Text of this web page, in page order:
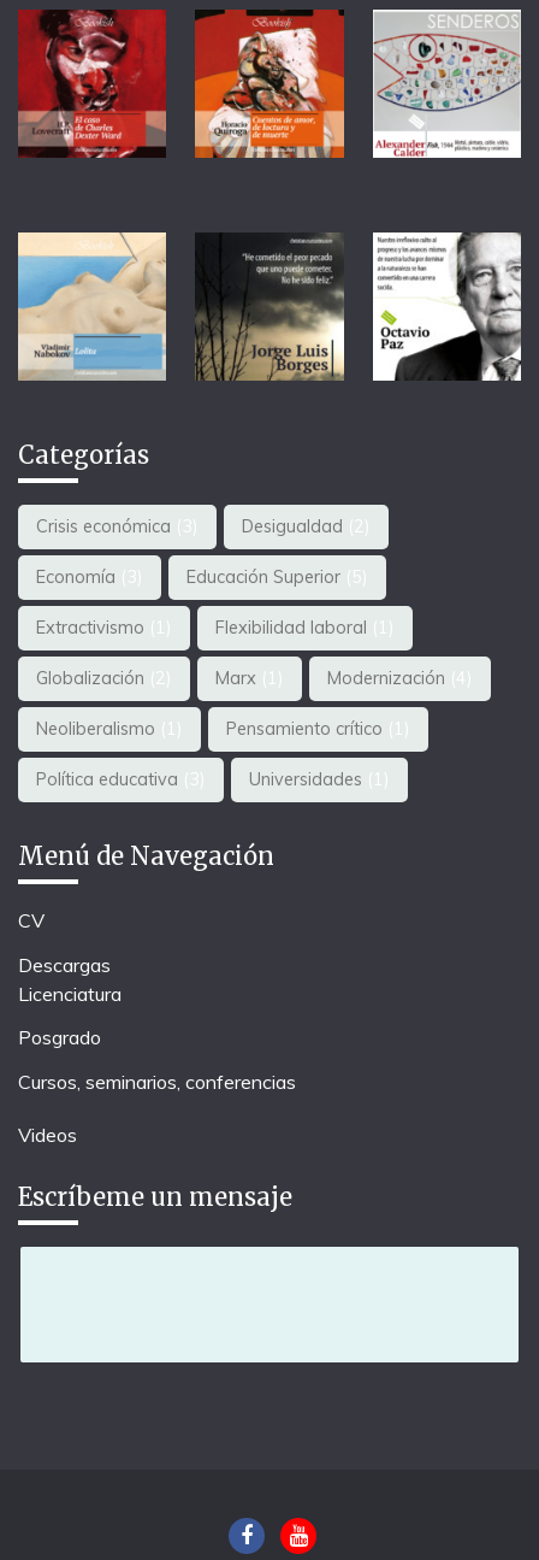
Categorías
Crisis económica (3) Desigualdad (2)
Economía (3) Educación Superior (5)
Extractivismo (1) Flexibilidad laboral (1)
Globalización (2) Marx (1) Modernización (4)
Neoliberalismo (1) Pensamiento crítico (1)
Política educativa (3) Universidades (1)
Menú de Navegación
CV
Descargas
Licenciatura
Posgrado
Cursos, seminarios, conferencias
Videos
Escríbeme un mensaje